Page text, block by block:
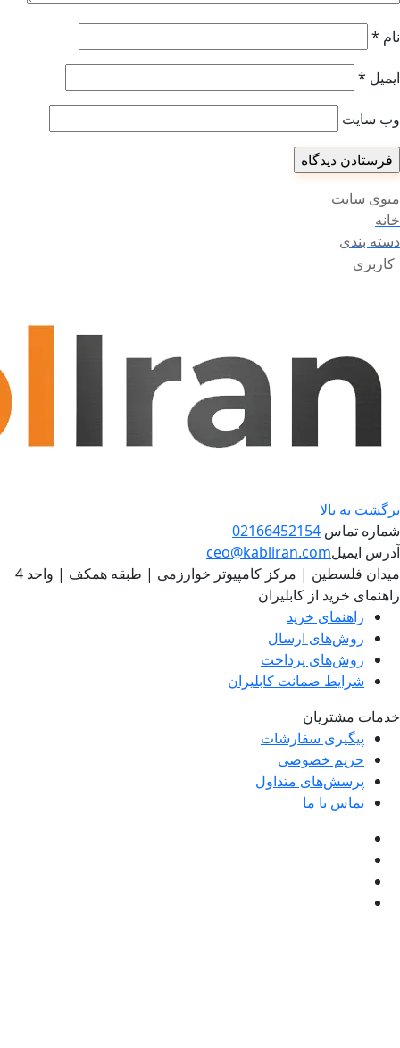
نام *
ایمیل *
وب‌ سایت
منوی سایت
خانه
دسته بندی
کاربری
برگشت به بالا
شماره تماس 02166452154
آدرس ایمیلceo@kabliran.com
میدان فلسطین | مرکز کامپیوتر خوارزمی | طبقه همکف | واحد 4
راهنمای خرید از کابلیران
راهنمای خرید
روش‌های ارسال
روش‌های پرداخت
شرایط ضمانت کابلیران
خدمات مشتریان
پیگیری سفارشات
حریم خصوصی
پرسش‌های متداول
تماس با ما